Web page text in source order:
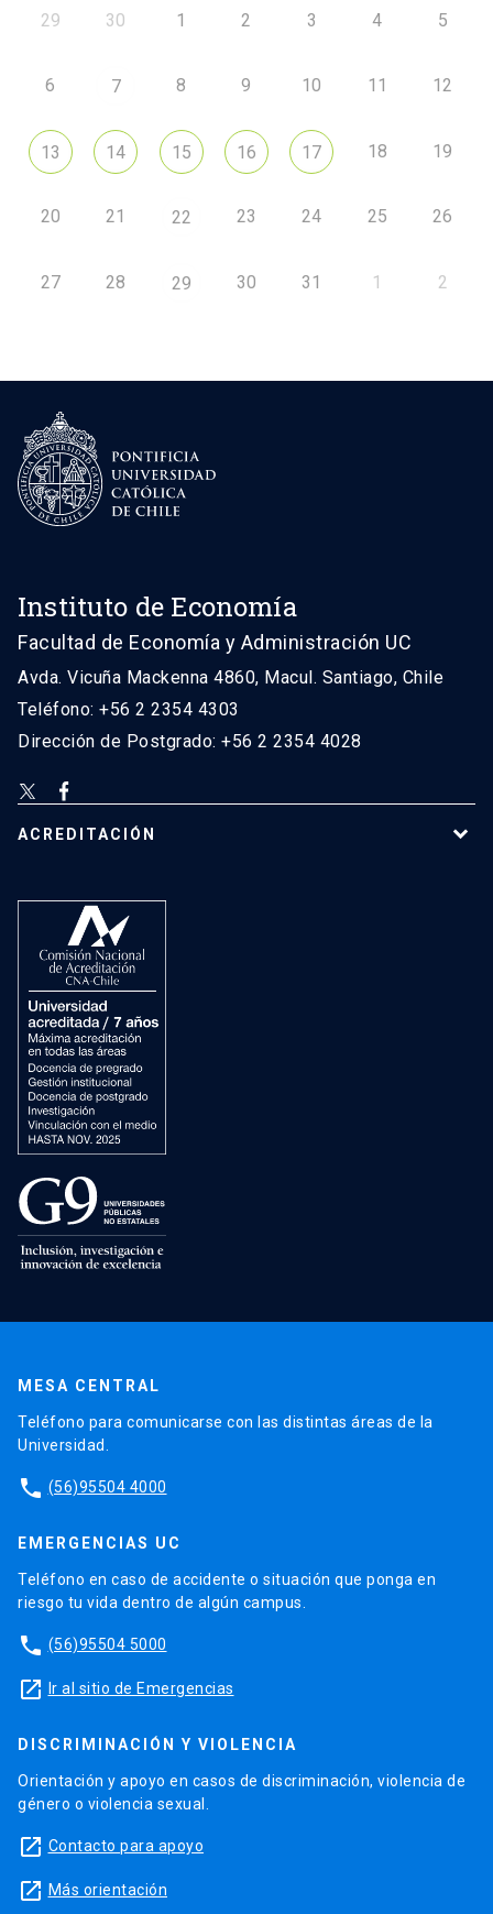
29 30 1 2 3 4 5
6 7 8 9 10 11 12
13 14 15 16 17 18 19
20 21 22 23 24 25 26
27 28 29 30 31 1 2
Instituto de Economía
Facultad de Economía y Administración UC
Avda. Vicuña Mackenna 4860, Macul. Santiago, Chile
Teléfono: +56 2 2354 4303
Dirección de Postgrado: +56 2 2354 4028
ACREDITACIÓN
MESA CENTRAL
Teléfono para comunicarse con las distintas áreas de la
Universidad.
phone (56)95504 4000
EMERGENCIAS UC
Teléfono en caso de accidente o situación que ponga en
riesgo tu vida dentro de algún campus.
phone (56)95504 5000
launch Ir al sitio de Emergencias
DISCRIMINACIÓN Y VIOLENCIA
Orientación y apoyo en casos de discriminación, violencia de
género o violencia sexual.
launch Contacto para apoyo
launch Más orientación